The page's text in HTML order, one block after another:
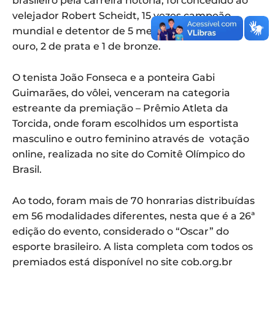
velejador Robert Scheidt, 15 vezes campeão
mundial e detentor de 5 medalhas olímpicas – 2
ouro, 2 de prata e 1 de bronze.
O tenista João Fonseca e a ponteira Gabi
Guimarães, do vôlei, venceram na categoria
estreante da premiação – Prêmio Atleta da
Torcida, onde foram escolhidos um esportista
masculino e outro feminino através de votação
online, realizada no site do Comitê Olímpico do
Brasil.
Ao todo, foram mais de 70 honrarias distribuídas
em 56 modalidades diferentes, nesta que é a 26ª
edição do evento, considerado o “Oscar” do
esporte brasileiro. A lista completa com todos os
premiados está disponível no site cob.org.br